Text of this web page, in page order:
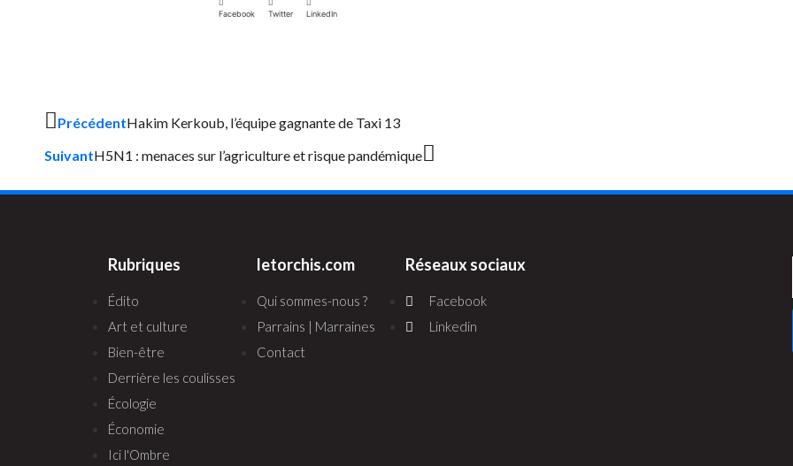
Facebook Twitter LinkedIn
PrécédentHakim Kerkoub, l’équipe gagnante de Taxi 13
SuivantH5N1 : menaces sur l’agriculture et risque pandémique
Rubriques
Édito
Art et culture
Bien-être
Derrière les coulisses
Écologie
Économie
Ici l'Ombre
letorchis.com
Qui sommes-nous ?
Parrains | Marraines
Contact
Réseaux sociaux
Facebook
Linkedin